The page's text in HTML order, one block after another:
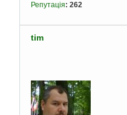
Репутація: 262
tim